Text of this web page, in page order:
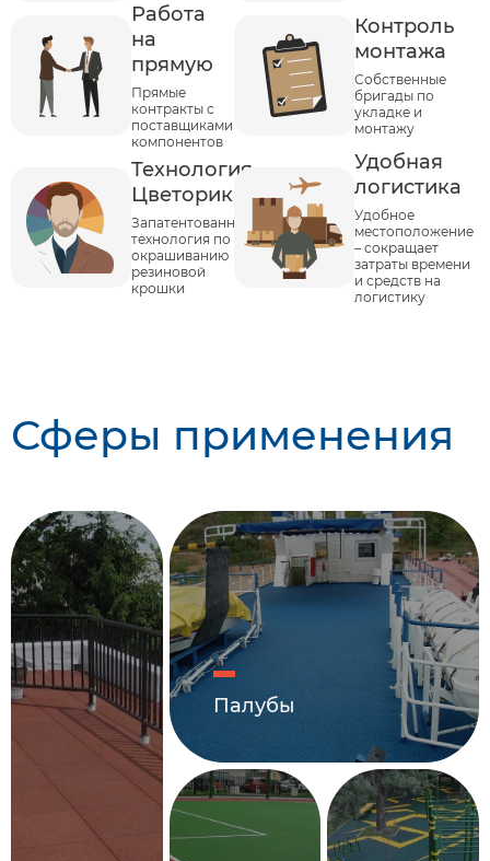
Работа
на
прямую
Прямые
контракты с
поставщиками
компонентов
Контроль
монтажа
Собственные
бригады по
укладке и
монтажу
Технология
Цветорика
Запатентованная
технология по
окрашиванию
резиновой
крошки
Удобная
логистика
Удобное
местоположение
– сокращает
затраты времени
и средств на
логистику
Сферы применения
Палубы